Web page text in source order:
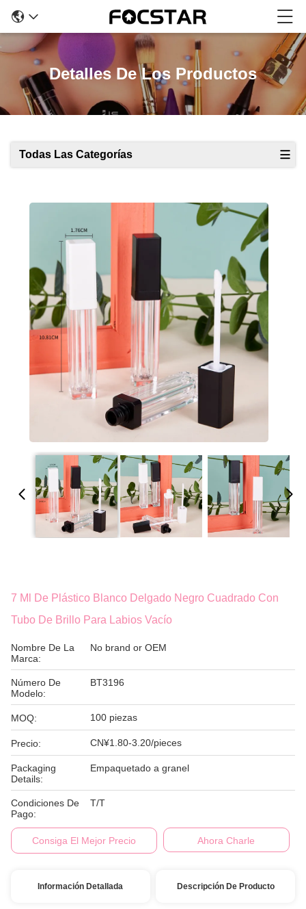
Detalles De Los Productos
Todas Las Categorías
7 Ml De Plástico Blanco Delgado Negro Cuadrado Con
Tubo De Brillo Para Labios Vacío
Nombre De La
Marca:
No brand or OEM
Número De
Modelo:
BT3196
MOQ: 100 piezas
Precio: CN¥1.80-3.20/pieces
Packaging
Details:
Empaquetado a granel
Condiciones De
Pago:
T/T
Consiga El Mejor Precio Ahora Charle
Información Detallada Descripción De Producto